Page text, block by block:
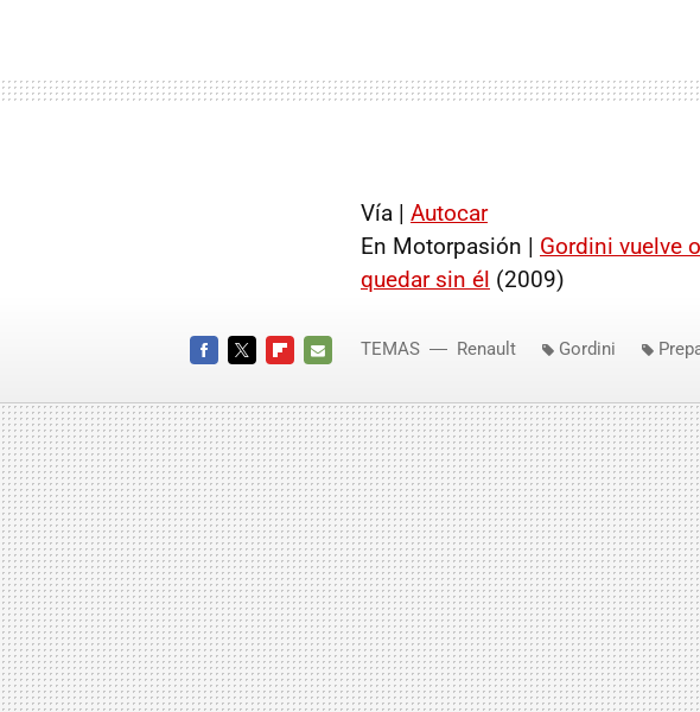
Vía | Autocar
En Motorpasión | Gordini vuelve
quedar sin él (2009)
MAIL
TEMAS Renault Gordini